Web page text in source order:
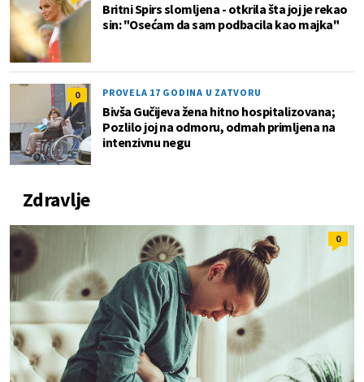
Britni Spirs slomljena - otkrila šta joj je rekao
sin: "Osećam da sam podbacila kao majka"
0 PROVELA 17 GODINA U ZATVORU
Bivša Gučijeva žena hitno hospitalizovana;
Pozlilo joj na odmoru, odmah primljena na
intenzivnu negu
Zdravlje
0